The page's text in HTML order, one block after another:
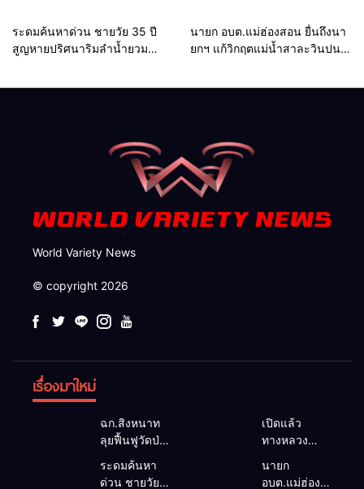
วิกฤตน้ำป่าหลาก
แม่ฮ่องสอน สั่งเฝ้าระวัง 24
ชั่วโมง
Home รอบรั้วทั่วไทย
ระดมค้นหาด่วน ชายวัย 35 ปี
สูญหายปริศนาริมลำน้ำยวม
Home รอบรั้วทั่วไทย
นายก อบต.แม่ฮ่องสอน ยื่นถึงนา
ยกฯ แก้วิกฤตแม่น้ำสาละวินปน
World Variety News
© copyright 2026
เรื่องมาใหม่
ฉก.สิงหนาท
ลุยฟื้นฟูวัดป่า
ถ้ำวัว ระดม
กำลังเคลียร์
เปิดแล้ว
ทางหลวง
ตามปกติ หลัง
ระดมค้นหา
ด่วน ชายวัย
นายก
อบต.แม่ฮ่องสอน